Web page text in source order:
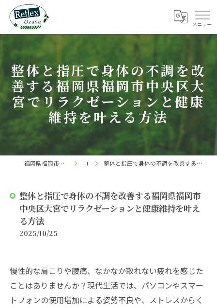
整体と指圧で身体の不調を改
善する福岡県福岡市中央区大
宮でリラクゼーションと健康
維持を叶える方法
福岡県福岡市中央区の整体ならReflex 小笹店 コラム 整体と指圧で身体の不調を改善する福岡県福岡市中央区大宮でリラクゼーションと健康維持を叶える方法
整体と指圧で身体の不調を改善する福岡県福岡市
中央区大宮でリラクゼーションと健康維持を叶え
る方法
2025/10/25
慢性的な肩こりや腰痛、なかなか取れない疲れを感じた
ことはありませんか？現代生活では、パソコンやスマー
トフォンの使用増加による姿勢不良や、ストレスからく